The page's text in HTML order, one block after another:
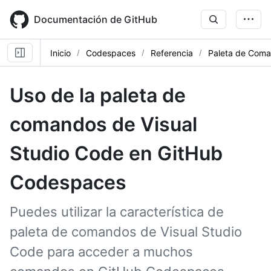
main
content
Documentación de GitHub
Inicio Codespaces Referencia Paleta de
Uso de la paleta de
comandos de Visual
Studio Code en GitHub
Codespaces
Puedes utilizar la característica de
paleta de comandos de Visual Studio
Code para acceder a muchos